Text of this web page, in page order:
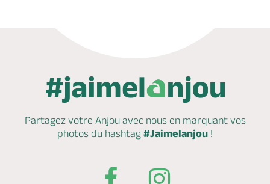
Partagez votre Anjou avec nous en marquantvos
photos du hashtag #Jaimelanjou !